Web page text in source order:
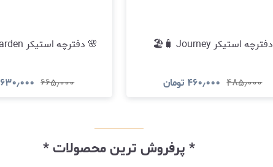
دفترچه استیکر Journey 🧳🏖️
۴۸۵٫۰۰۰ ۴۶۰٫۰۰۰ تومان
🌸 دفترچه استیکر secret garden 🌸
۶۶۵٫۰۰۰ ۶۳۰٫۰۰۰
* پرفروش ترین محصولات *